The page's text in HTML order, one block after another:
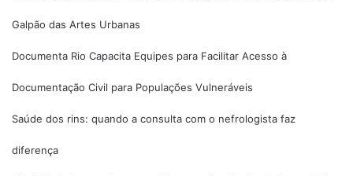
Galpão das Artes Urbanas
Documenta Rio Capacita Equipes para Facilitar Acesso à
Documentação Civil para Populações Vulneráveis
Saúde dos rins: quando a consulta com o nefrologista faz
diferença